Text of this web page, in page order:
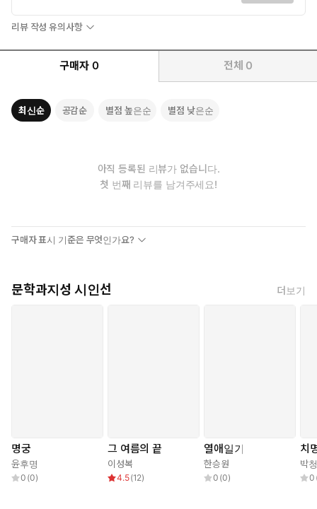
리뷰 작성 유의사항
구매자 0 전체 0
최신순 공감순 별점 높은순 별점 낮은순
아직 등록된 리뷰가 없습니다.
첫 번째 리뷰를 남겨주세요!
구매자 표시 기준은 무엇인가요?
문학과지성 시인선 더보기
명궁
윤후명
0 (0)
그 여름의 끝
이성복
4.5(12)
열애일기
한승원
0 (0)
치
박
0